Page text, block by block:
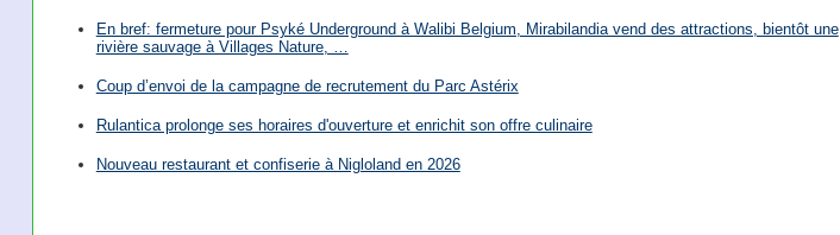
En bref: fermeture pour Psyké Underground à Walibi Belgium, Mirabilandia vend des attractions, bientôt une
rivière sauvage à Villages Nature, …
Coup d’envoi de la campagne de recrutement du Parc Astérix
Rulantica prolonge ses horaires d'ouverture et enrichit son offre culinaire
Nouveau restaurant et confiserie à Nigloland en 2026